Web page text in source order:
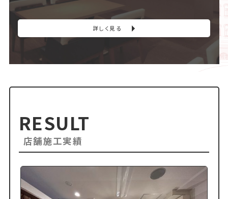
詳しく見る
RESULT
店舗施工実績